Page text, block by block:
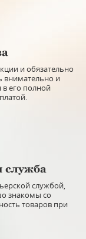
и обязательно
внимательно и
в его полной
служба
службой,
знакомы со
товаров при